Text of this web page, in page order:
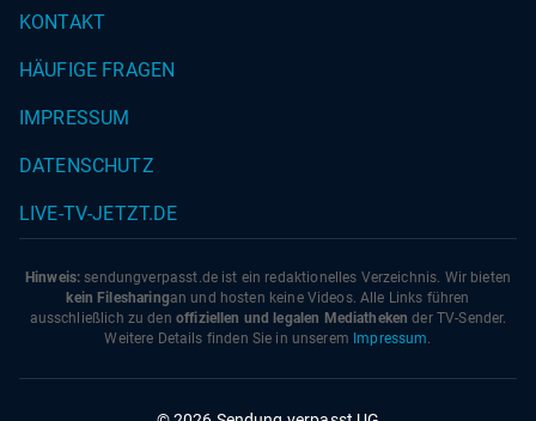
KONTAKT
HÄUFIGE FRAGEN
IMPRESSUM
DATENSCHUTZ
LIVE-TV-JETZT.DE
Hinweis: sendungverpasst.de ist ein redaktionelles Verzeichnis. Wir bieten
kein Filesharingan und hosten keine Videos. Alle Links führen
ausschließlich zu den offiziellen und legalen Mediatheken der TV-Sender.
Weitere Details finden Sie in unserem Impressum.